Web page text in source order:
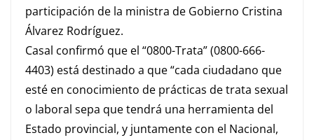
participación de la ministra de Gobierno Cristina
Álvarez Rodríguez.
Casal confirmó que el “0800-Trata” (0800-666-
4403) está destinado a que “cada ciudadano que
esté en conocimiento de prácticas de trata sexual
o laboral sepa que tendrá una herramienta del
Estado provincial, y juntamente con el Nacional,